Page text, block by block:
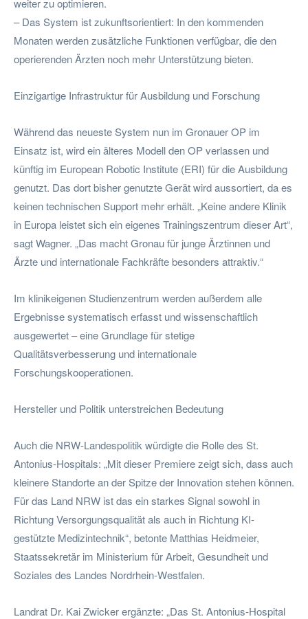
weiter zu optimieren.
– Das System ist zukunftsorientiert: In den kommenden
Monaten werden zusätzliche Funktionen verfügbar, die den
operierenden Ärzten noch mehr Unterstützung bieten.
Einzigartige Infrastruktur für Ausbildung und Forschung
Während das neueste System nun im Gronauer OP im
Einsatz ist, wird ein älteres Modell den OP verlassen und
künftig im European Robotic Institute (ERI) für die Ausbildung
genutzt. Das dort bisher genutzte Gerät wird aussortiert, da es
keinen technischen Support mehr erhält. „Keine andere Klinik
in Europa leistet sich ein eigenes Trainingszentrum dieser Art“,
sagt Wagner. „Das macht Gronau für junge Ärztinnen und
Ärzte und internationale Fachkräfte besonders attraktiv.“
Im klinikeigenen Studienzentrum werden außerdem alle
Ergebnisse systematisch erfasst und wissenschaftlich
ausgewertet – eine Grundlage für stetige
Qualitätsverbesserung und internationale
Forschungskooperationen.
Hersteller und Politik unterstreichen Bedeutung
Auch die NRW-Landespolitik würdigte die Rolle des St.
Antonius-Hospitals: „Mit dieser Premiere zeigt sich, dass auch
kleinere Standorte an der Spitze der Innovation stehen können.
Für das Land NRW ist das ein starkes Signal sowohl in
Richtung Versorgungsqualität als auch in Richtung KI-
gestützte Medizintechnik“, betonte Matthias Heidmeier,
Staatssekretär im Ministerium für Arbeit, Gesundheit und
Soziales des Landes Nordrhein-Westfalen.
Landrat Dr. Kai Zwicker ergänzte: „Das St. Antonius-Hospital